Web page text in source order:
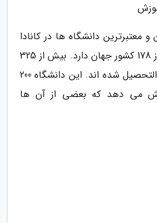
معتبرترین دانشگاه ها در کانادا
است، 43 هزار دانشجو از 178 کشور جهان دارد. بیش از 325
هزار دانشجو از آن فارغ التحصیل شده اند. این دانشگاه 200
می دهد که بعضی از آن ها